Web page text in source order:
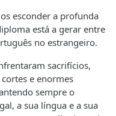
esconder a profunda
está a gerar entre
no estrangeiro.
sacrifícios,
e enormes
sempre o
a sua língua e a sua